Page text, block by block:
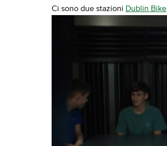
Ci sono due stazioni Dublin Bike